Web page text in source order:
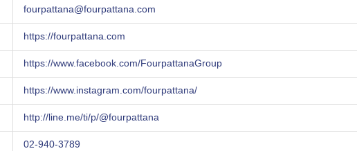
fourpattana@fourpattana.com
https://fourpattana.com
https://www.facebook.com/FourpattanaGroup
https://www.instagram.com/fourpattana/
http://line.me/ti/p/@fourpattana
02-940-3789